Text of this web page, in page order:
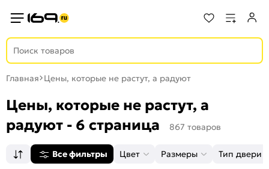
Главная Цены, которые не растут, а радуют
Цены, которые не растут, а
радуют - 6 страница
867 товаров
Все фильтры Цвет Размеры Тип двери